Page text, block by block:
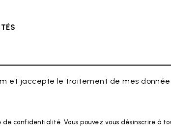
et jaccepte le traitement de mes
confidentialité. Vous pouvez vous désinscrire à